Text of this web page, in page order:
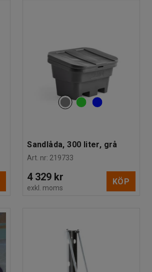
Sandlåda, 300 liter, grå
Art. nr: 219733
4 329 kr
exkl. moms
KÖP